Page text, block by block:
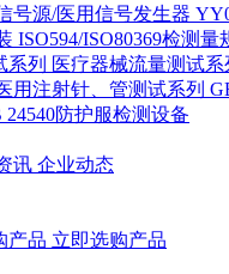
号源/医用信号发生器
ISO594/ISO80369检测量
系列 医疗器械流量测试系
用注射针、管测试系列
24540防护服检测设备
讯 企业动态
立即选购产品